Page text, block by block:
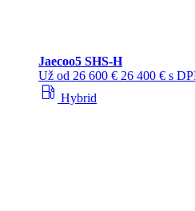
Jaecoo5 SHS-H
Už od 26 600 € 26 400 € s
local_gas_station Hybrid